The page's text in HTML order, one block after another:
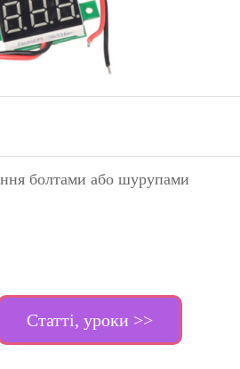
болтами або шурупами
Статті, уроки >>